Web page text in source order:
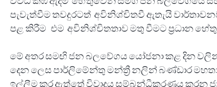
පැවැත්වීම තවදුරටත් අවිනිශ්චිතවී ඇතැයි
පළ කිරීම එම අවිනිශ්චිතතාව මතු වීමට ප්‍රධාන
මේ අතර සමඟි ජන බලවේගය යෝජනා කළ දින
දෙන ලෙස පාර්ලිමේන්තු මන්ත්‍රී නලින් බණ්ඩාර
ඉල්ලීම කර ඇත්තේ විවාදය සම්බන්ධීකරණය කරන